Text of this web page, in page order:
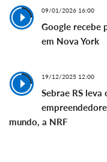
09/01/2026 16:00
Google recebe
em Nova York
19/12/2025 12:00
Sebrae RS
mundo, a NRF